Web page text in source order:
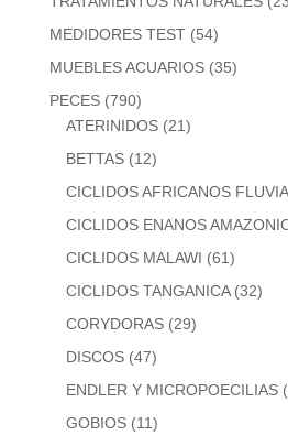
MEDIDORES TEST (54)
MUEBLES ACUARIOS (35)
PECES (790)
ATERINIDOS (21)
BETTAS (12)
CICLIDOS AFRICANOS
CICLIDOS ENANOS
CICLIDOS MALAWI (61)
CICLIDOS TANGANICA (32)
CORYDORAS (29)
DISCOS (47)
ENDLER Y MICROPOECILIAS
GOBIOS (11)